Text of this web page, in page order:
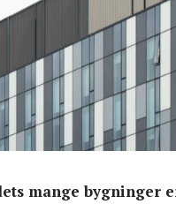
mange bygninger